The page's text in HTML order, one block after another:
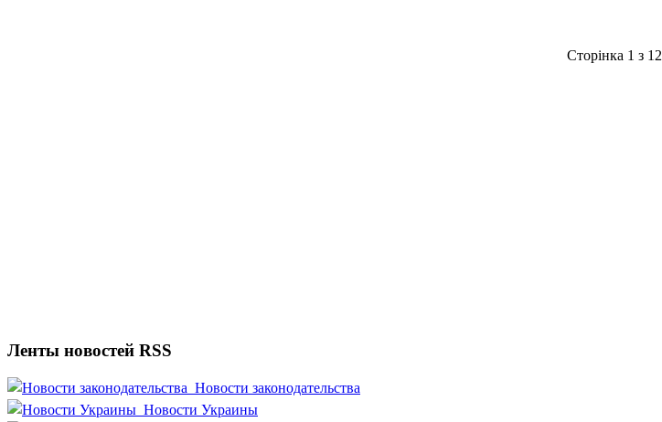
Сторінка 1 з 12
Ленты новостей RSS
Новости законодательства
Новости Украины